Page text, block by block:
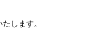
します。